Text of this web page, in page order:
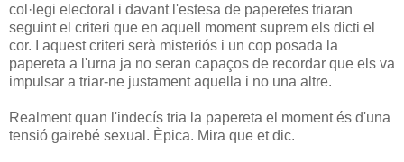
col·legi electoral i davant l'estesa de paperetes triaran
seguint el criteri que en aquell moment suprem els dicti el
cor. I aquest criteri serà misteriós i un cop posada la
papereta a l'urna ja no seran capaços de recordar que els va
impulsar a triar-ne justament aquella i no una altre.
Realment quan l'indecís tria la papereta el moment és d'una
tensió gairebé sexual. Èpica. Mira que et dic.